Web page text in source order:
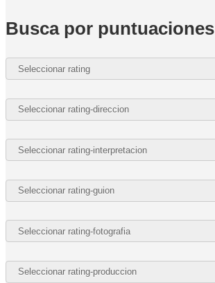
Busca por puntuaciones